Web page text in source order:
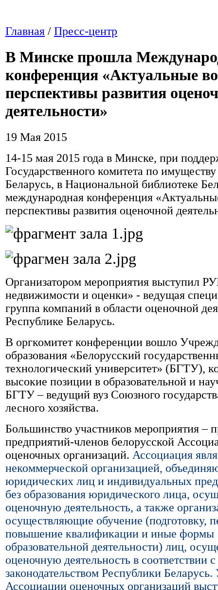
Главная / Пресс-центр
В Минске прошла
конференция «Актуальные
перспективы развития
деятельности»
19 Мая 2015
14-15 мая 2015 года в Минске, при
Государственного комитета по
Беларусь, в Национальной библиотеке
международная конференция
перспективы развития оценочной
Организатором мероприятия выступил
недвижимости и оценки» - ведущая
группа компаний в области оценочной
Республике Беларусь.
В оргкомитет конференции вошло
образования «Белорусский
технологический университет» (БГТУ),
высокие позиции в образовательной и
БГТУ – ведущий вуз Союзного
лесного хозяйства.
Большинство участников мероприятия –
предприятий-членов белорусской
оценочных организаций. Ассоциация
некоммерческой организацией,
юридических лиц и индивидуальных
без образования юридического лица,
оценочную деятельность, а также
осуществляющие обучение (подготовку,
повышение квалификации и иные формы
образовательной деятельности) лиц,
оценочную деятельность в соответствии с
законодательством Республики
Ассоциации оценочных организаций